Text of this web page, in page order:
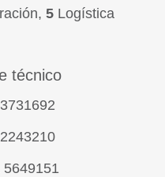
5 Logística
técnico
5649151